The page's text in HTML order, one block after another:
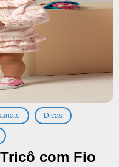
, Dicas ,
com Fio